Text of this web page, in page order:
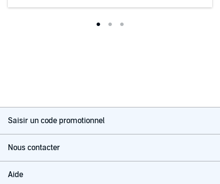
Saisir un code promotionnel
Nous contacter
Aide